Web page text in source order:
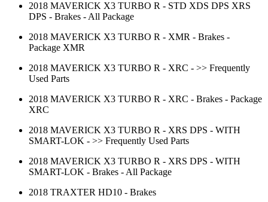
2018 MAVERICK X3 TURBO R - STD XDS DPS XRS
DPS - Brakes - All Package
2018 MAVERICK X3 TURBO R - XMR - Brakes -
Package XMR
2018 MAVERICK X3 TURBO R - XRC - >> Frequently
Used Parts
2018 MAVERICK X3 TURBO R - XRC - Brakes - Package
XRC
2018 MAVERICK X3 TURBO R - XRS DPS - WITH
SMART-LOK - >> Frequently Used Parts
2018 MAVERICK X3 TURBO R - XRS DPS - WITH
SMART-LOK - Brakes - All Package
2018 TRAXTER HD10 - Brakes